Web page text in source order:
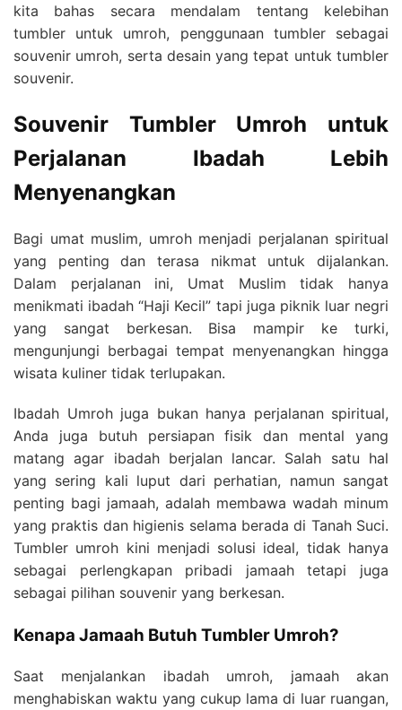
kita bahas secara mendalam tentang kelebihan
tumbler untuk umroh, penggunaan tumbler sebagai
souvenir umroh, serta desain yang tepat untuk tumbler
souvenir.
Souvenir Tumbler Umroh untuk
Perjalanan Ibadah Lebih
Menyenangkan
Bagi umat muslim, umroh menjadi perjalanan spiritual
yang penting dan terasa nikmat untuk dijalankan.
Dalam perjalanan ini, Umat Muslim tidak hanya
menikmati ibadah “Haji Kecil” tapi juga piknik luar negri
yang sangat berkesan. Bisa mampir ke turki,
mengunjungi berbagai tempat menyenangkan hingga
wisata kuliner tidak terlupakan.
Ibadah Umroh juga bukan hanya perjalanan spiritual,
Anda juga butuh persiapan fisik dan mental yang
matang agar ibadah berjalan lancar. Salah satu hal
yang sering kali luput dari perhatian, namun sangat
penting bagi jamaah, adalah membawa wadah minum
yang praktis dan higienis selama berada di Tanah Suci.
Tumbler umroh kini menjadi solusi ideal, tidak hanya
sebagai perlengkapan pribadi jamaah tetapi juga
sebagai pilihan souvenir yang berkesan.
Kenapa Jamaah Butuh Tumbler Umroh?
Saat menjalankan ibadah umroh, jamaah akan
menghabiskan waktu yang cukup lama di luar ruangan,